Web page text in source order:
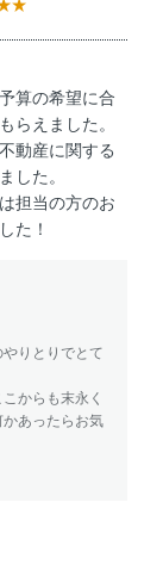
算の希望に合
らえました。
動産に関する
した。
担当の方のお
た！
りとりでとて
からも末永く
あったらお気